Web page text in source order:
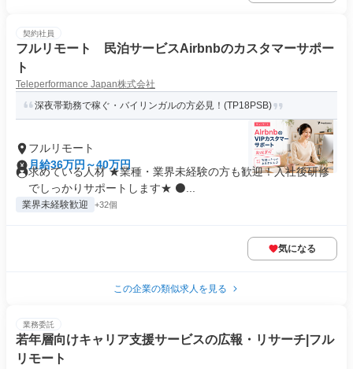
契約社員
フルリモート 民泊サービスAirbnbのカスタマーサポー
ト
Teleperformance Japan株式会社
深夜帯勤務で稼ぐ・バイリンガルの方必見！(TP18PSB)
フルリモート
月給36万円～40万円
求めている人材 ★業種・業界未経験の方も歓迎！入社後研修
でしっかりサポートします★ ⚫...
業界未経験歓迎 +32個
気になる
この企業の類似求人を見る
業務委託
若年層向けキャリア支援サービスの広報・リサーチ|フル
リモート